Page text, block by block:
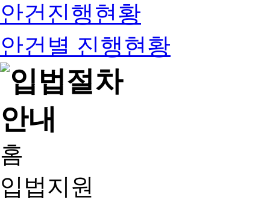
안건진행현황
안건별 진행현황
홈
입법지원